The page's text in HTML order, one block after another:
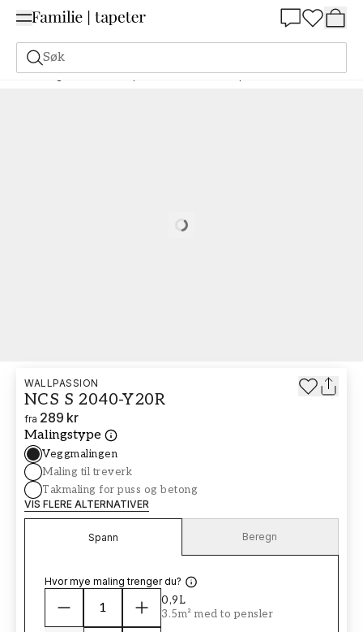
Søk
Maling Bestill basert på NCS Bestill basert på NCS 2040-Y20R
Loading…
WALLPASSION
NCS S 2040-Y20R
fra 289 kr
Malingstype
Veggmalingen
Maling til treverk
Takmaling for puss og betong
VIS FLERE ALTERNATIVER
Spann Beregn
Hvor mye maling trenger du?
0,9L
3.5m² med to pensler